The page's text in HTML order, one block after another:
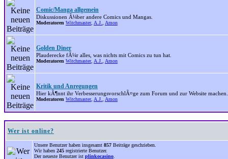
Comic/Manga allgemein
Diskussionen Ã¼ber andere Comics und Mangas.
Moderatoren Witchmaster, A.J. Amon
Golden Diner
Plauderecke fÃ¼r alles, was nichts mit Comics zu tun hat.
Moderatoren Witchmaster, A.J. Amon
Kritik und Anregungen
Hier kÃ¶nnt ihr VerbesserungsvorschlÃ¤ge zum Forum und zur Website machen.
Moderatoren Witchmaster, A.J. Amon
Wer ist online?
Unsere Benutzer haben insgesamt 857 Beiträge geschrieben.
Wir haben 245 registrierte Benutzer.
Der neueste Benutzer ist plinkocasino